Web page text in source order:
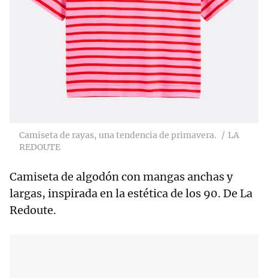
Camiseta de rayas, una tendencia de primavera.
LA
REDOUTE
Camiseta de algodón con mangas anchas y
largas, inspirada en la estética de los 90. De La
Redoute.